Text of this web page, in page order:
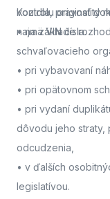
vozidla, pravosť
najmä VIN čísla.
Kontrolu originality
• na základe
schvaľovacieho
• pri vybavovaní
• pri opätovnom
• pri vydaní
dôvodu jeho straty,
odcudzenia,
• v ďalších
legislatívou.